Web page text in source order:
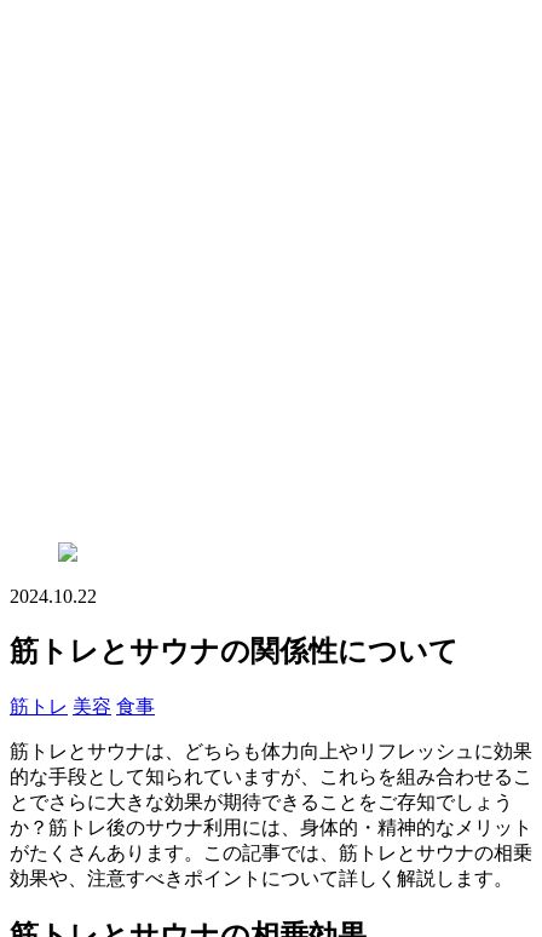
2024.10.22
筋トレとサウナの関係性について
筋トレ 美容 食事
筋トレとサウナは、どちらも体力向上やリフレッシュに効果
的な手段として知られていますが、これらを組み合わせるこ
とでさらに大きな効果が期待できることをご存知でしょう
か？筋トレ後のサウナ利用には、身体的・精神的なメリット
がたくさんあります。この記事では、筋トレとサウナの相乗
効果や、注意すべきポイントについて詳しく解説します。